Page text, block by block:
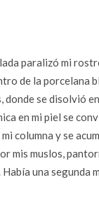
paralizó mi
de la porcelana
se disolvió
en mi piel se
columna y se
mis muslos,
una segunda